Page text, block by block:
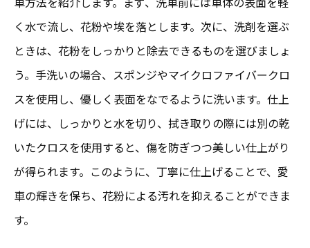
く水で流し、花粉や埃を落とします。次に、洗剤を選ぶ
ときは、花粉をしっかりと除去できるものを選びましょ
う。手洗いの場合、スポンジやマイクロファイバークロ
スを使用し、優しく表面をなでるように洗います。仕上
げには、しっかりと水を切り、拭き取りの際には別の乾
いたクロスを使用すると、傷を防ぎつつ美しい仕上がり
が得られます。このように、丁寧に仕上げることで、愛
車の輝きを保ち、花粉による汚れを抑えることができま
す。